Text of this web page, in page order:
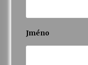
Jméno